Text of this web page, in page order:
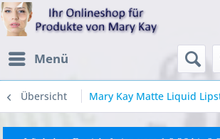
Menü
Übersicht Mary Kay Matte Liquid